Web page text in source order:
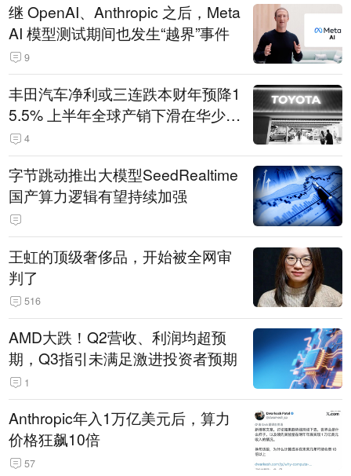
继 OpenAI、Anthropic 之后，Meta
AI 模型测试期间也发生“越界”事件
9
丰田汽车净利或三连跌本财年预降1
5.5% 上半年全球产销下滑在华少卖
14.3万辆
4
字节跳动推出大模型SeedRealtime
国产算力逻辑有望持续加强
王虹的顶级奢侈品，开始被全网审
判了
516
AMD大跌！Q2营收、利润均超预
期，Q3指引未满足激进投资者预期
1
Anthropic年入1万亿美元后，算力
价格狂飙10倍
57